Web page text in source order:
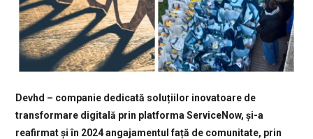
Devhd – companie dedicată soluțiilor inovatoare de
transformare digitală prin platforma ServiceNow, și-a
reafirmat și în 2024 angajamentul față de comunitate, prin